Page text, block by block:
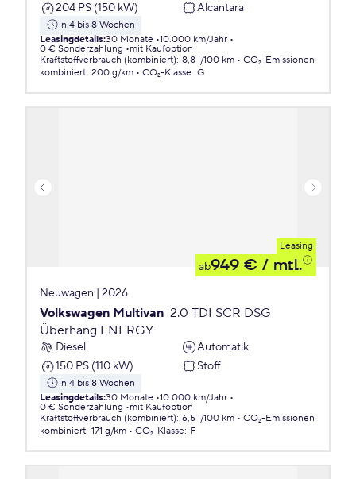
204 PS (150 kW) Alcantara
in 4 bis 8 Wochen
Leasingdetails:30 Monate 10.000 km/Jahr
0 € Sonderzahlung
mit Kaufoption
Kraftstoffverbrauch (kombiniert): 8,8 l/100 km
CO₂-Emissionen
kombiniert: 200 g/km CO₂-Klasse: G
Leasing
ab949 € / mtl.
Neuwagen | 2026
Volkswagen Multivan 2.0 TDI SCR DSG
Überhang ENERGY
Diesel
Automatik
150 PS (110 kW)
Stoff
in 4 bis 8 Wochen
Leasingdetails:30 Monate 10.000 km/Jahr
0 € Sonderzahlung
mit Kaufoption
Kraftstoffverbrauch (kombiniert): 6,5 l/100 km
CO₂-Emissionen
kombiniert: 171 g/km CO₂-Klasse: F